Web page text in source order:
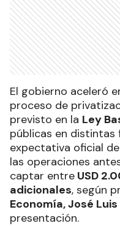
El gobierno aceleró
proceso de
previsto en la Ley
públicas en distintas
expectativa oficial
las operaciones
captar entre USD
adicionales, según
Economía, José Luis
presentación.